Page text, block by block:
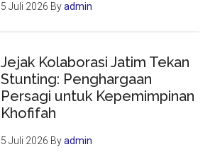
5 Juli 2026 Byadmin
Jejak Kolaborasi Jatim Tekan
Stunting: Penghargaan
Persagi untuk Kepemimpinan
Khofifah
5 Juli 2026 Byadmin